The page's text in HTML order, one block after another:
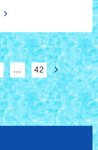
… 42